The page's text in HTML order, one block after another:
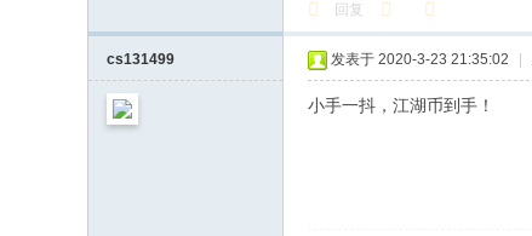
回复
cs131499 发表于 2020-3-23 21:35:02
小手一抖，江湖币到手！